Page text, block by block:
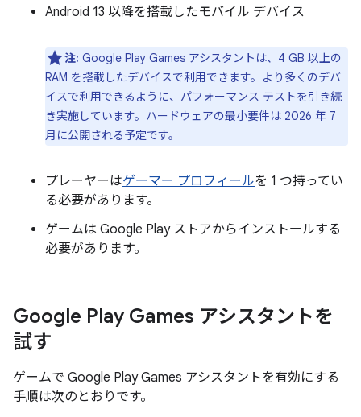
Android 13 以降を搭載したモバイル デバイス
注: Google Play Games アシスタントは、4 GB 以上の
RAM を搭載したデバイスで利用できます。より多くのデバ
イスで利用できるように、パフォーマンス テストを引き続
き実施しています。ハードウェアの最小要件は 2026 年 7
月に公開される予定です。
プレーヤーはゲーマー プロフィールを 1 つ持ってい
る必要があります。
ゲームは Google Play ストアからインストールする
必要があります。
Google Play Games アシスタントを
試す
ゲームで Google Play Games アシスタントを有効にする
手順は次のとおりです。